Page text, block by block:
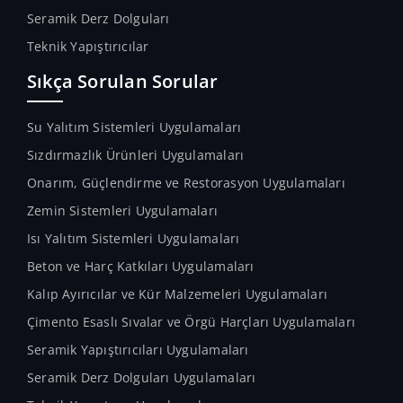
Seramik Derz Dolguları
Teknik Yapıştırıcılar
Sıkça Sorulan Sorular
Su Yalıtım Sistemleri Uygulamaları
Sızdırmazlık Ürünleri Uygulamaları
Onarım, Güçlendirme ve Restorasyon Uygulamaları
Zemin Sistemleri Uygulamaları
Isı Yalıtım Sistemleri Uygulamaları
Beton ve Harç Katkıları Uygulamaları
Kalıp Ayırıcılar ve Kür Malzemeleri Uygulamaları
Çimento Esaslı Sıvalar ve Örgü Harçları Uygulamaları
Seramik Yapıştırıcıları Uygulamaları
Seramik Derz Dolguları Uygulamaları